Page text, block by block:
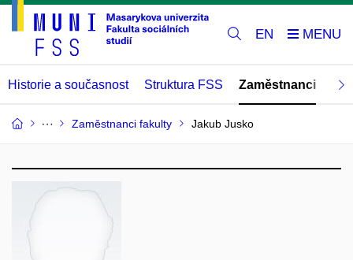
EN
Historie a současnost Struktura FSS Zaměstnanci
Zaměstnanci fakulty Jakub Jusko